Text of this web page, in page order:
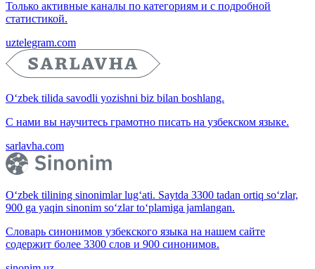
Только активные каналы по категориям и с подробной
статистикой.
uztelegram.com
O‘zbek tilida savodli yozishni biz bilan boshlang.
С нами вы научитесь грамотно писать на узбекском языке.
sarlavha.com
O‘zbek tilining sinonimlar lug‘ati. Saytda 3300 tadan ortiq so‘zlar,
900 ga yaqin sinonim so‘zlar to‘plamiga jamlangan.
Словарь синонимов узбекского языка на нашем сайте
содержит более 3300 слов и 900 синонимов.